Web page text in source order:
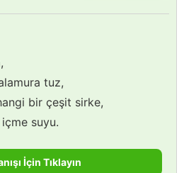
tuz,
bir çeşit sirke,
içme suyu.
İçin Tıklayın